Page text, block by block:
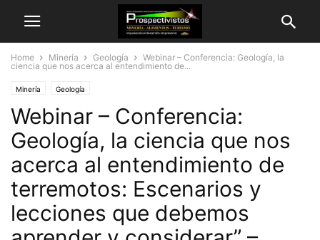
Home Minería Geología
Webinar – Conferencia: Geología, la
ciencia que nos acerca al entendimiento de...
Minería Geología
Webinar – Conferencia:
Geología, la ciencia que nos
acerca al entendimiento de
terremotos: Escenarios y
lecciones que debemos